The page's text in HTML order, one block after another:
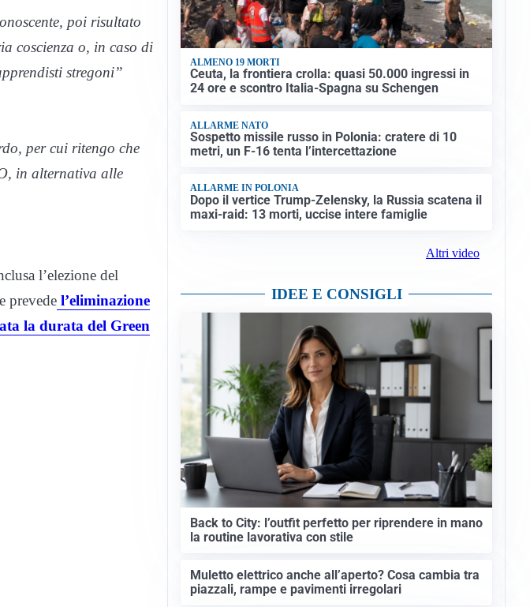
poi risultato
coscienza o, in caso di
stregoni”
per cui ritengo che
in alternativa alle
l’elezione del
prevede l’eliminazione
la durata del Green
ALMENO 19 MORTI
Ceuta, la frontiera crolla: quasi 50.000 ingressi in
24 ore e scontro Italia-Spagna su Schengen
ALLARME NATO
Sospetto missile russo in Polonia: cratere di 10
metri, un F-16 tenta l’intercettazione
ALLARME IN POLONIA
Dopo il vertice Trump-Zelensky, la Russia scatena il
maxi-raid: 13 morti, uccise intere famiglie
Altri video
IDEE E CONSIGLI
Back to City: l’outfit perfetto per riprendere in mano
la routine lavorativa con stile
Muletto elettrico anche all’aperto? Cosa cambia tra
piazzali, rampe e pavimenti irregolari